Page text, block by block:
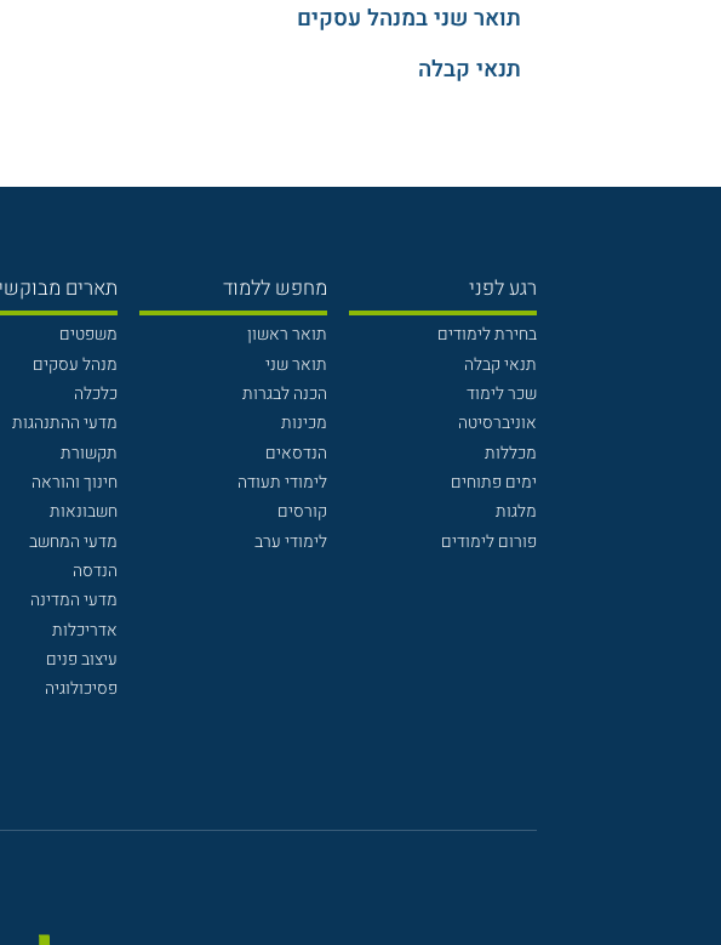
תואר שני במנהל עסקים
תנאי קבלה
רגע לפני
בחירת לימודים
תנאי קבלה
שכר לימוד
אוניברסיטה
מכללות
ימים פתוחים
מלגות
פורום לימודים
מחפש ללמוד
תואר ראשון
תואר שני
הכנה לבגרות
מכינות
הנדסאים
לימודי תעודה
קורסים
לימודי ערב
תארים
משפטים
מנהל עסקים
כלכלה
מדעי ההתנהגות
תקשורת
חינוך והוראה
חשבונאות
מדעי המחשב
הנדסה
מדעי המדינה
אדריכלות
עיצוב פנים
פסיכולוגיה